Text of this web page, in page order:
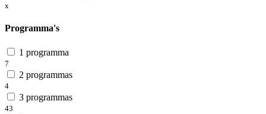
x
Programma's
1 programma
7
2 programmas
4
3 programmas
43